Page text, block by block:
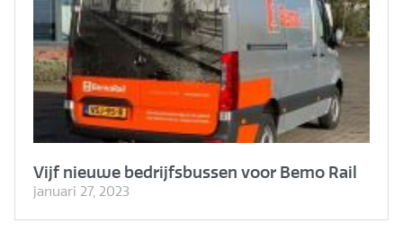
Vijf nieuwe bedrijfsbussen voor Bemo Rail
januari 27, 2023